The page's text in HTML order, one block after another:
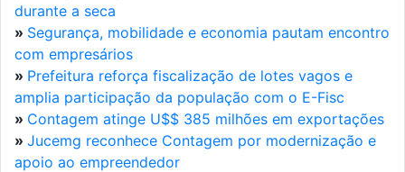
durante a seca
» Segurança, mobilidade e economia pautam encontro
com empresários
» Prefeitura reforça fiscalização de lotes vagos e
amplia participação da população com o E-Fisc
» Contagem atinge U$$ 385 milhões em exportações
» Jucemg reconhece Contagem por modernização e
apoio ao empreendedor